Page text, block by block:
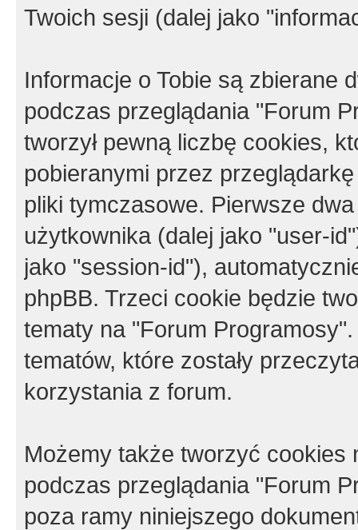
Twoich sesji (dalej jako
Informacje o Tobie są zbierane
podczas przeglądania "Forum
tworzył pewną liczbę cookies,
pobieranymi przez
pliki tymczasowe. Pierwsze
użytkownika (dalej jako "user-
jako "session-id"),
phpBB. Trzeci cookie będzie
tematy na "Forum
tematów, które zostały
korzystania z forum.
Możemy także tworzyć cookies
podczas przeglądania "Forum
poza ramy niniejszego